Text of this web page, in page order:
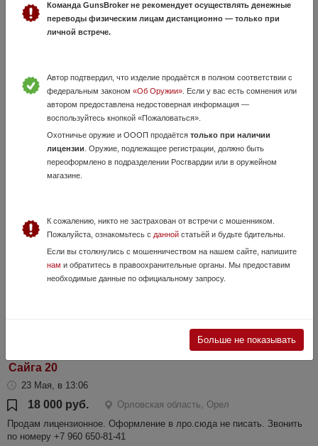
Sobatti Rover 870R
150 000 руб.
Орловская область, Орёл
Продам карабин Sobatti Rover 870R, 9.3*62., настрел около 30
Москву 895...
Сайга 20
23 Мая, в 13:06
18 000 руб.
Орловская область, Орел
Продам лицензионное. Оформление в лро.сюда не писать. Звонить
по номеру +7 960 650-81-41
Команда GunsBroker не рекомендует осуществлять денежные
переводы физическим лицам дистанционно — только при
личной встрече.
Автор подтвердил, что изделие продаётся в полном соответствии с
федеральным законом «Об Оружии». Если у вас есть сомнения или
автором предоставлена недостоверная информация —
воспользуйтесь кнопкой «Пожаловаться».
Охотничье оружие и ОООП продаётся только при наличии
лицензии . Оружие, подлежащее регистрации, должно быть
переоформлено в подразделении Росгвардии или в оружейном
магазине.
К сожалению, никто не застрахован от встречи с мошенником.
Пожалуйста, ознакомьтесь с даннойстатьёй и будьте бдительны.
Если вы столкнулись с мошенничеством на нашем сайте, напишите
нам и обратитесь в правоохранительные органы. Мы предоставим
необходимые данные по официальному запросу.
Больше не показывать